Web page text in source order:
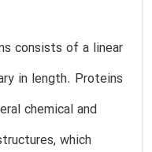
consists of a linear
in length. Proteins
chemical and
which